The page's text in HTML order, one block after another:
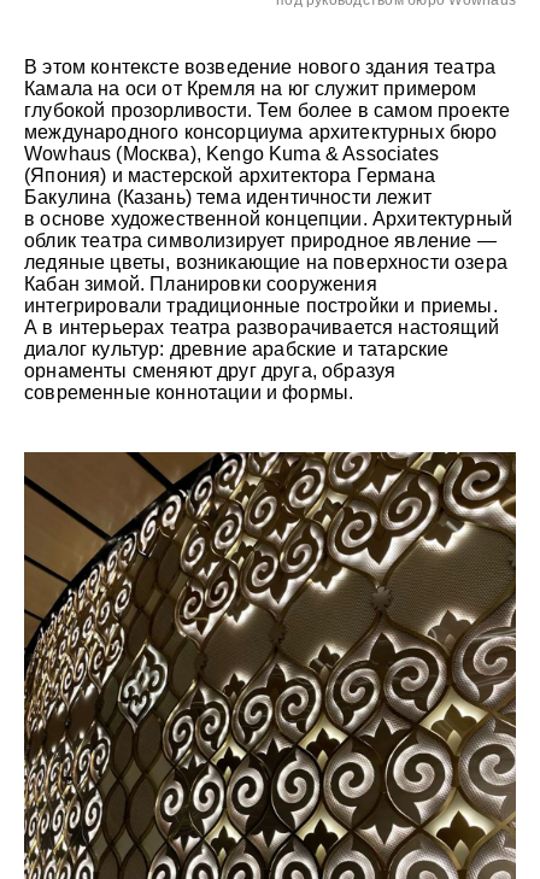
В этом контексте возведение нового здания театра
Камала на оси от Кремля на юг служит примером
глубокой прозорливости. Тем более в самом проекте
международного консорциума архитектурных бюро
Wowhaus (Москва), Kengo Kuma & Associates
(Япония) и мастерской архитектора Германа
Бакулина (Казань) тема идентичности лежит
в основе художественной концепции. Архитектурный
облик театра символизирует природное явление —
ледяные цветы, возникающие на поверхности озера
Кабан зимой. Планировки сооружения
интегрировали традиционные постройки и приемы.
А в интерьерах театра разворачивается настоящий
диалог культур: древние арабские и татарские
орнаменты сменяют друг друга, образуя
современные коннотации и формы.